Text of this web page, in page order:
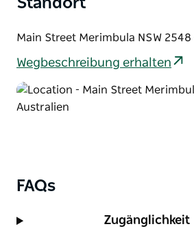
Spencer Park ist die Heimat des
regelmäßigen Veranstaltungen
Besucher.
Main Street Merimbula NSW
Wegbeschreibung erhalten
FAQs
Zugänglichkeit